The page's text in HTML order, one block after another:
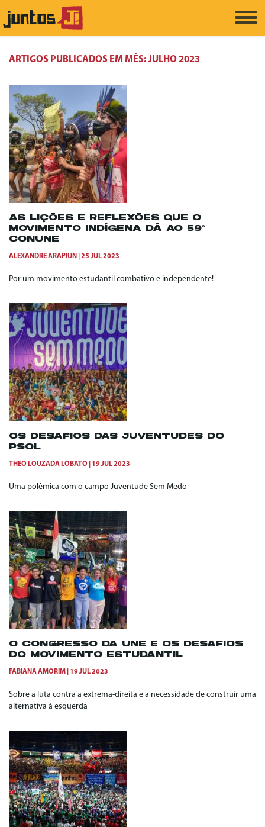
ARTIGOS PUBLICADOS EM MÊS:JULHO 2023
AS LIÇÕES E REFLEXÕES QUE O
MOVIMENTO INDÍGENA DÁ AO 59°
CONUNE
ALEXANDRE ARAPIUN 25 JUL 2023
Por um movimento estudantil combativo e independente!
OS DESAFIOS DAS JUVENTUDES DO
PSOL
THEO LOUZADA LOBATO 19 JUL 2023
Uma polêmica com o campo Juventude Sem Medo
O CONGRESSO DA UNE E OS DESAFIOS
DO MOVIMENTO ESTUDANTIL
FABIANA AMORIM 19 JUL 2023
Sobre a luta contra a extrema-direita e a necessidade de construir uma
alternativa à esquerda